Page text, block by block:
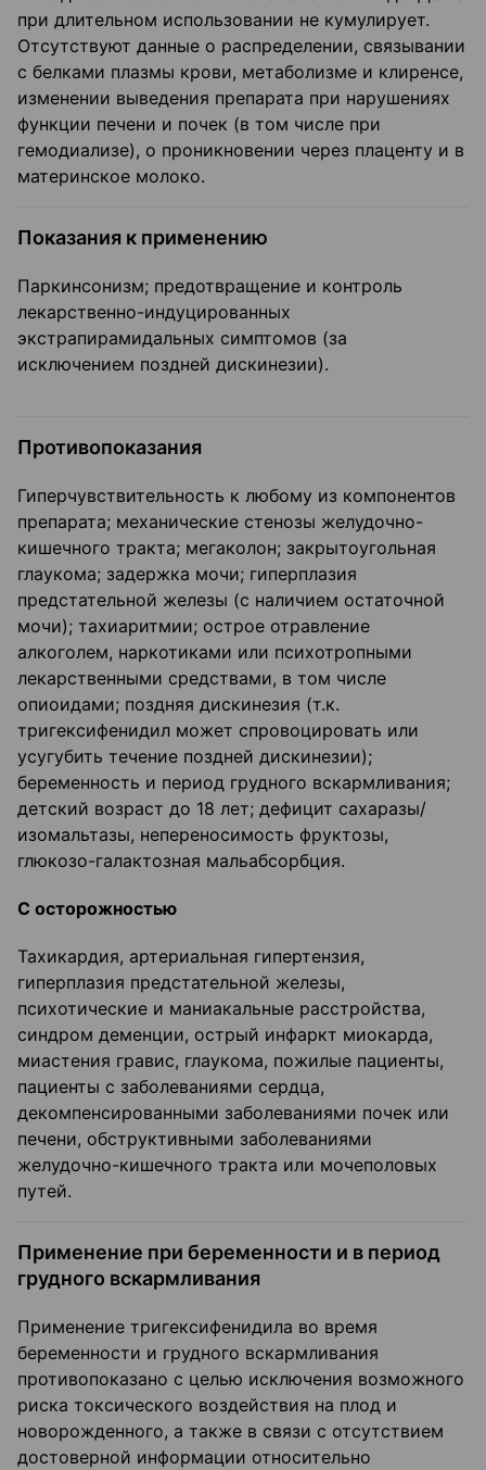
при длительном использовании не кумулирует.
Отсутствуют данные о распределении, связывании
с белками плазмы крови, метаболизме и клиренсе,
изменении выведения препарата при нарушениях
функции печени и почек (в том числе при
гемодиализе), о проникновении через плаценту и в
материнское молоко.
Показания к применению
Паркинсонизм; предотвращение и контроль
лекарственно-индуцированных
экстрапирамидальных симптомов (за
исключением поздней дискинезии).
Противопоказания
Гиперчувствительность к любому из компонентов
препарата; механические стенозы желудочно-
кишечного тракта; мегаколон; закрытоугольная
глаукома; задержка мочи; гиперплазия
предстательной железы (с наличием остаточной
мочи); тахиаритмии; острое отравление
алкоголем, наркотиками или психотропными
лекарственными средствами, в том числе
опиоидами; поздняя дискинезия (т.к.
тригексифенидил может спровоцировать или
усугубить течение поздней дискинезии);
беременность и период грудного вскармливания;
детский возраст до 18 лет; дефицит сахаразы/
изомальтазы, непереносимость фруктозы,
глюкозо-галактозная мальабсорбция.
С осторожностью
Тахикардия, артериальная гипертензия,
гиперплазия предстательной железы,
психотические и маниакальные расстройства,
синдром деменции, острый инфаркт миокарда,
миастения гравис, глаукома, пожилые пациенты,
пациенты с заболеваниями сердца,
декомпенсированными заболеваниями почек или
печени, обструктивными заболеваниями
желудочно-кишечного тракта или мочеполовых
путей.
Применение при беременности и в период
грудного вскармливания
Применение тригексифенидила во время
беременности и грудного вскармливания
противопоказано с целью исключения возможного
риска токсического воздействия на плод и
новорожденного, а также в связи с отсутствием
достоверной информации относительно